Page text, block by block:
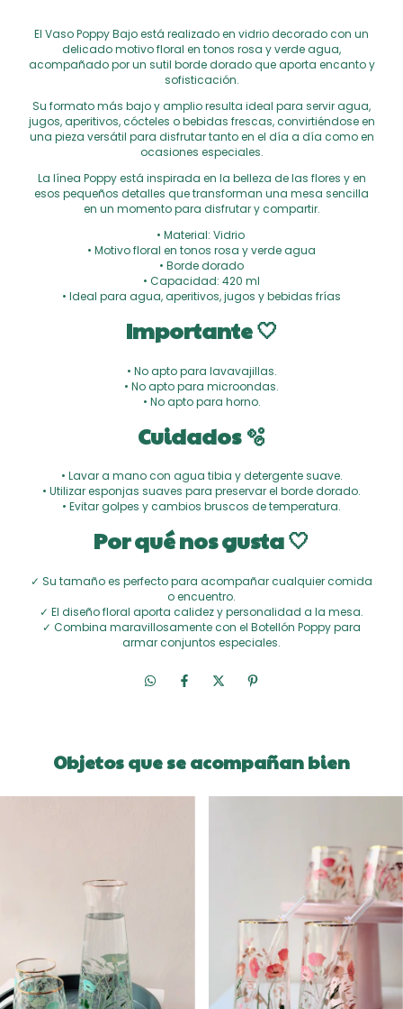
El Vaso Poppy Bajo está realizado en vidrio decorado con un
delicado motivo floral en tonos rosa y verde agua,
acompañado por un sutil borde dorado que aporta encanto y
sofisticación.
Su formato más bajo y amplio resulta ideal para servir agua,
jugos, aperitivos, cócteles o bebidas frescas, convirtiéndose en
una pieza versátil para disfrutar tanto en el día a día como en
ocasiones especiales.
La línea Poppy está inspirada en la belleza de las flores y en
esos pequeños detalles que transforman una mesa sencilla
en un momento para disfrutar y compartir.
• Material: Vidrio
• Motivo floral en tonos rosa y verde agua
• Borde dorado
• Capacidad: 420 ml
• Ideal para agua, aperitivos, jugos y bebidas frías
Importante 🤍
• No apto para lavavajillas.
• No apto para microondas.
• No apto para horno.
Cuidados 🫧
• Lavar a mano con agua tibia y detergente suave.
• Utilizar esponjas suaves para preservar el borde dorado.
• Evitar golpes y cambios bruscos de temperatura.
Por qué nos gusta 🤍
✓ Su tamaño es perfecto para acompañar cualquier comida
o encuentro.
✓ El diseño floral aporta calidez y personalidad a la mesa.
✓ Combina maravillosamente con el Botellón Poppy para
armar conjuntos especiales.
Objetos que se acompañan bien